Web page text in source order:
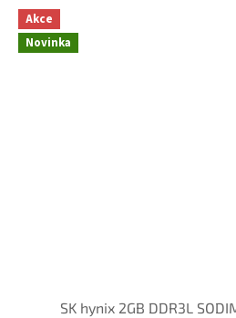
Akce
Novinka
SK hynix 2GB DDR3L